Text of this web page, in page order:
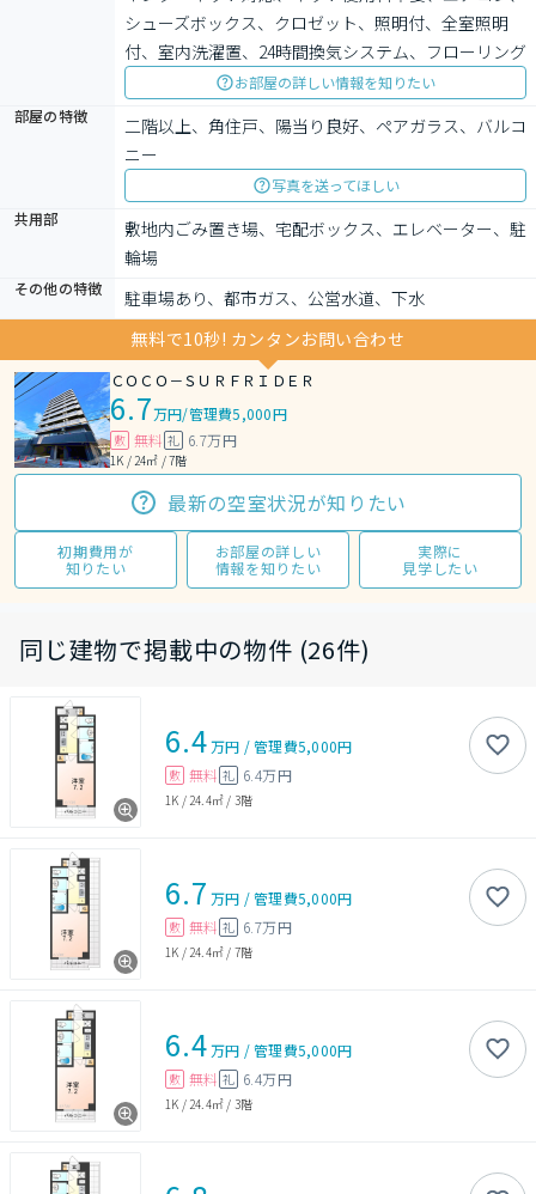
シューズボックス、クロゼット、照明付、全室照明
付、室内洗濯置、24時間換気システム、フローリング
お部屋の詳しい情報を知りたい
部屋の特徴
二階以上、角住戸、陽当り良好、ペアガラス、バルコ
ニー
写真を送ってほしい
共用部
敷地内ごみ置き場、宅配ボックス、エレベーター、駐
輪場
その他の特徴
駐車場あり、都市ガス、公営水道、下水
無料で10秒! カンタンお問い合わせ
ＣＯＣＯ－ＳＵＲＦＲＩＤＥＲ
6.7万円/管理費5,000円
敷 無料 礼 6.7万円
1K / 24㎡ / 7階
最新の空室状況が知りたい
初期費用が
知りたい
お部屋の詳しい
情報を知りたい
実際に
見学したい
同じ建物で掲載中の物件 (26件)
6.4万円 /管理費5,000円
敷 無料 礼 6.4万円
1K / 24.4㎡ / 3階
6.7 万円 /管理費5,000円
敷 無料 礼 6.7万円
1K / 24.4㎡ / 7階
6.4万円 /管理費5,000円
敷 無料 礼 6.4万円
1K / 24.4㎡ / 3階